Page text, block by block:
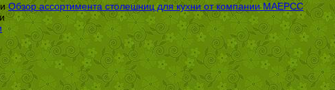
Обзор ассортимента столешниц для кухни от компании МАЕРСС